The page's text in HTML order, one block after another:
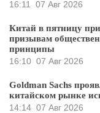
16:11
07 Авг 2026
Китай в пятницу
призывам
принципы
16:10 07 Авг 2026
Goldman Sachs
китайском рынке
14:14 07 Авг 2026